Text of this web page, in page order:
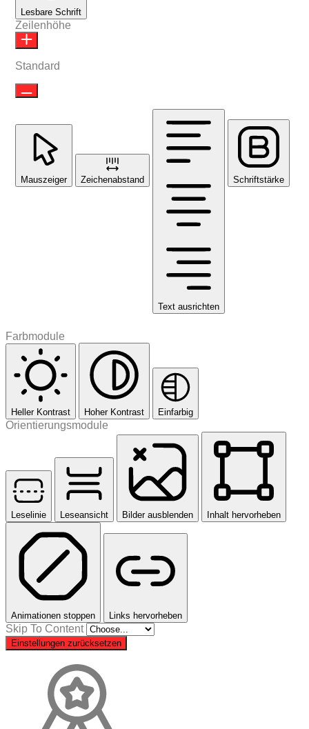
Lesbare Schrift
Zeilenhöhe
Standard
Mauszeiger Zeichenabstand
Text ausrichten
Schriftstärke
Farbmodule
Heller Kontrast Hoher Kontrast Einfarbig
Orientierungsmodule
Leselinie Leseansicht Bilder ausblenden Inhalt hervorheben
Animationen stoppen Links hervorheben
Skip To Content
Einstellungen zurücksetzen